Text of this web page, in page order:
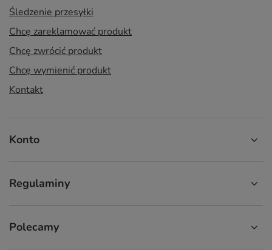
Śledzenie przesyłki
Chcę zareklamować produkt
Chcę zwrócić produkt
Chcę wymienić produkt
Kontakt
Konto
Regulaminy
Polecamy